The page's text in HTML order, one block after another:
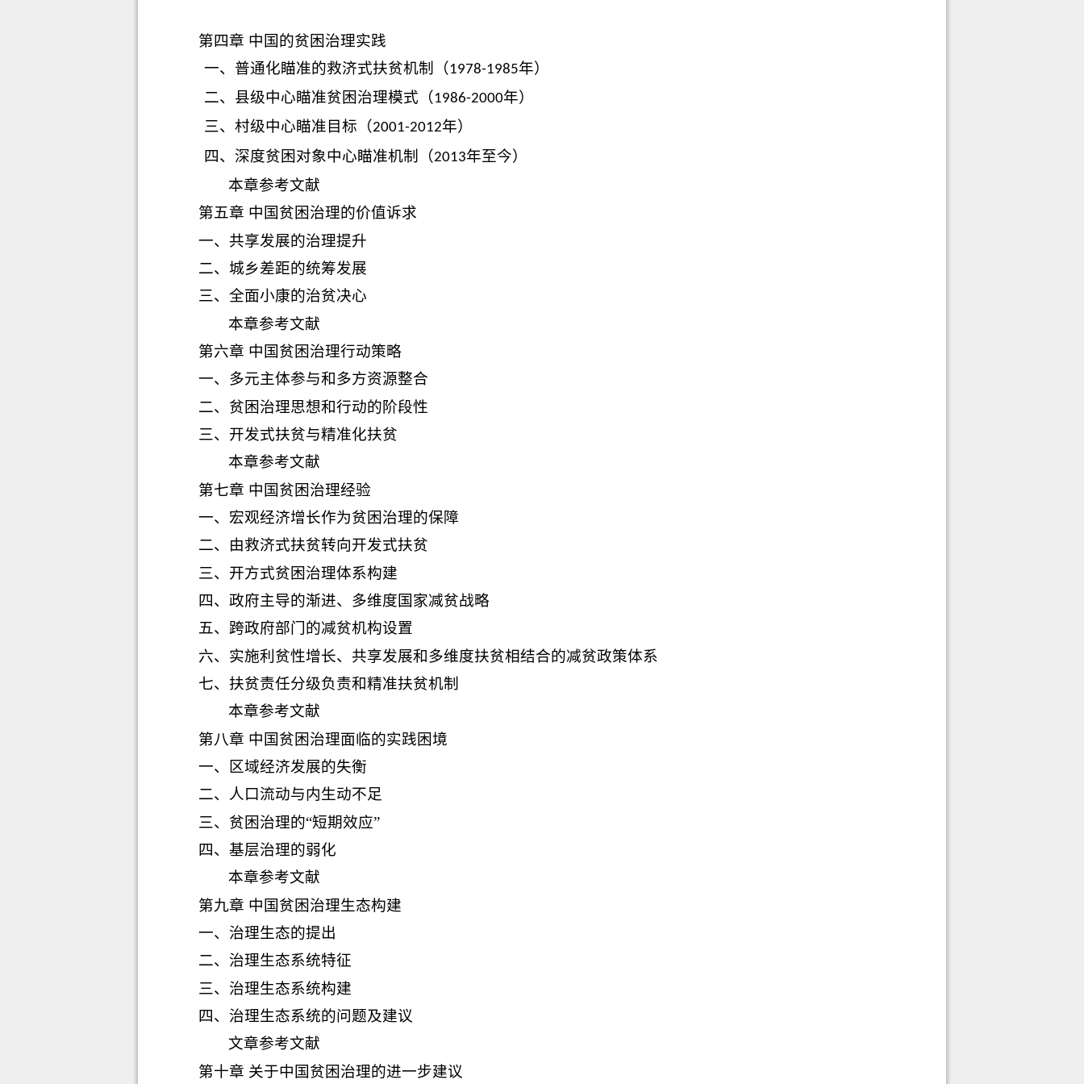
第四章 中国的贫困治理实践
一、 普通化瞄准的救济式扶贫机制（1978-1985年）
二、 县级中心瞄准贫困治理模式（1986-2000年）
三、村级中心瞄准目标（2001-2012年）
四、 深度贫困对象中心瞄准机制（2013年至今）
本章参考文献
第五章 中国贫困治理的价值诉求
一、共享发展的治理提升
二、城乡差距的统筹发展
三、全面小康的治贫决心
本章参考文献
第六章 中国贫困治理行动策略
一、 多元主体参与和多方资源整合
二、 贫困治理思想和行动的阶段性
三、 开发式扶贫与精准化扶贫
本章参考文献
第七章 中国贫困治理经验
一、 宏观经济增长作为贫困治理的保障
二、 由救济式扶贫转向开发式扶贫
三、 开方式贫困治理体系构建
四、政府主导的渐进、多维度国家减贫战略
五、跨政府部门的减贫机构设置
六、 实施利贫性增长、共享发展和多维度扶贫相结合的减贫政策体系
七、 扶贫责任分级负责和精准扶贫机制
本章参考文献
第八章 中国贫困治理面临的实践困境
一、
区域经济发展的失衡
二、 人口流动与内生动不足
三、 贫困治理的“短期效应”
四、基层治理的弱化
本章参考文献
第九章 中国贫困治理生态构建
一、 治理生态的提出
二、 治理生态系统特征
三、 治理生态系统构建
四、 治理生态系统的问题及建议
文章参考文献
第十章 关于中国贫困治理的进一步建议